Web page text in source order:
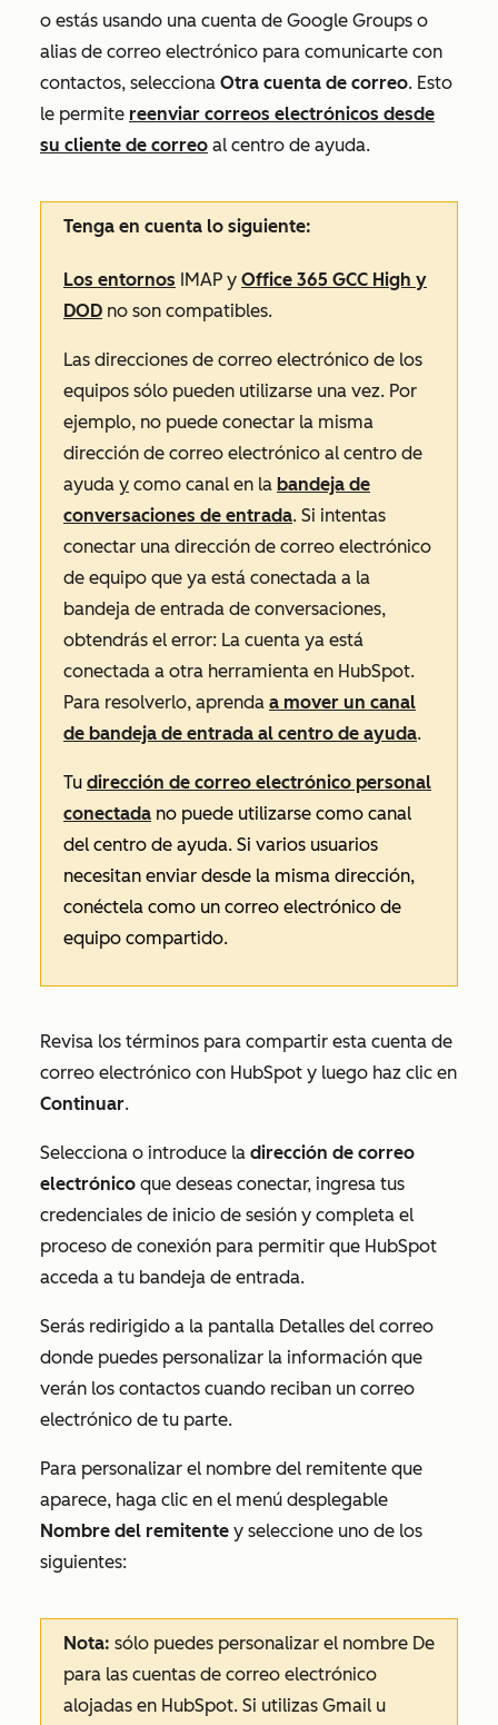
o estás usando una cuenta de Google Groups o
alias de correo electrónico para comunicarte con
contactos, selecciona Otra cuenta de correo. Esto
le permite reenviar correos electrónicos desde
su cliente de correo al centro de ayuda.
Tenga en cuenta lo siguiente:
Los entornos IMAP y Office 365 GCC High y
DOD no son compatibles.
Las direcciones de correo electrónico de los
equipos sólo pueden utilizarse una vez. Por
ejemplo, no puede conectar la misma
dirección de correo electrónico al centro de
ayuda y como canal en la bandeja de
conversaciones de entrada. Si intentas
conectar una dirección de correo electrónico
de equipo que ya está conectada a la
bandeja de entrada de conversaciones,
obtendrás el error: La cuenta ya está
conectada a otra herramienta en HubSpot.
Para resolverlo, aprenda a mover un canal
de bandeja de entrada al centro de ayuda.
Tu dirección de correo electrónico personal
conectada no puede utilizarse como canal
del centro de ayuda. Si varios usuarios
necesitan enviar desde la misma dirección,
conéctela como un correo electrónico de
equipo compartido.
Revisa los términos para compartir esta cuenta de
correo electrónico con HubSpot y luego haz clic en
Continuar.
Selecciona o introduce la dirección de correo
electrónico que deseas conectar, ingresa tus
credenciales de inicio de sesión y completa el
proceso de conexión para permitir que HubSpot
acceda a tu bandeja de entrada.
Serás redirigido a la pantalla Detalles del correo
donde puedes personalizar la información que
verán los contactos cuando reciban un correo
electrónico de tu parte.
Para personalizar el nombre del remitente que
aparece, haga clic en el menú desplegable
Nombre del remitente y seleccione uno de los
siguientes:
Nota: sólo puedes personalizar el nombre De
para las cuentas de correo electrónico
alojadas en HubSpot. Si utilizas Gmail u